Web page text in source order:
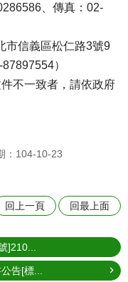
、傳真：02-
市信義區松仁路3號9
）
不一致者，請依政府
：104-10-23
回上一頁 回最上面
]210...
告[標...